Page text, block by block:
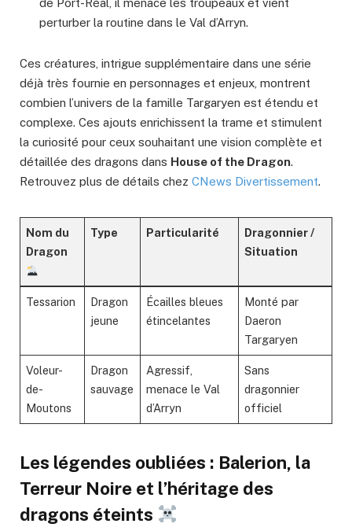
de Port-Réal, il menace les troupeaux et vient
perturber la routine dans le Val d’Arryn.
Ces créatures, intrigue supplémentaire dans une série
déjà très fournie en personnages et enjeux, montrent
combien l’univers de la famille Targaryen est étendu et
complexe. Ces ajouts enrichissent la trame et stimulent
la curiosité pour ceux souhaitant une vision complète et
détaillée des dragons dans House of the Dragon.
Retrouvez plus de détails chez CNews Divertissement.
Nom du
Dragon
Type Particularité
Dragonnier /
Situation
Tessarion
Dragon
jeune
Écailles bleues
étincelantes
Monté par
Daeron
Targaryen
Voleur-
de-
Moutons
Dragon
sauvage
Agressif,
menace le Val
d’Arryn
Sans
dragonnier
officiel
Les légendes oubliées : Balerion, la
Terreur Noire et l’héritage des
dragons éteints